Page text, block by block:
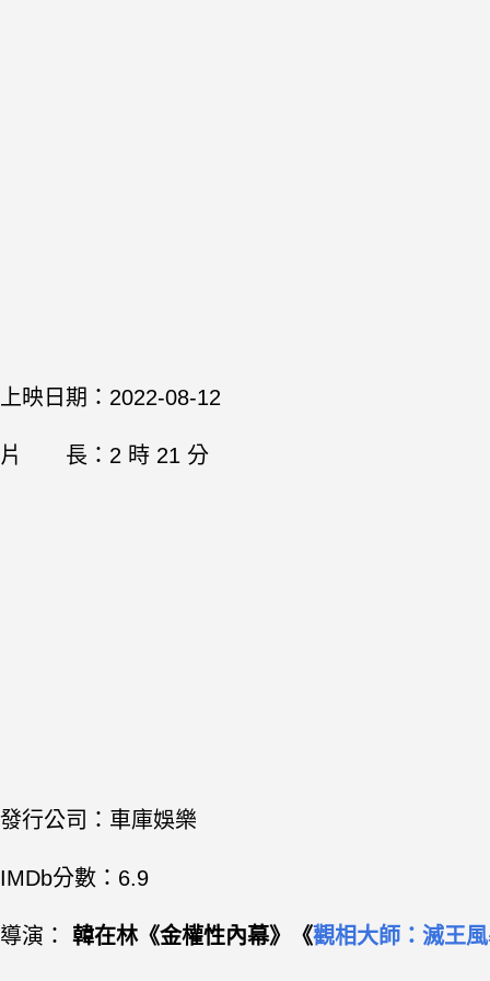
上映日期：2022-08-12
片 長：2 時 21 分
發行公司：車庫娛樂
IMDb分數：6.9
導演： 韓在林《金權性內幕》《觀相大師：滅王